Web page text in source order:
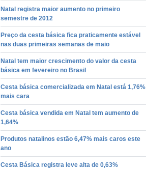
Natal registra maior aumento no primeiro
semestre de 2012
Preço da cesta básica fica praticamente estável
nas duas primeiras semanas de maio
Natal tem maior crescimento do valor da cesta
básica em fevereiro no Brasil
Cesta básica comercializada em Natal está 1,76%
mais cara
Cesta básica vendida em Natal tem aumento de
1,64%
Produtos natalinos estão 6,47% mais caros este
ano
Cesta Básica registra leve alta de 0,63%